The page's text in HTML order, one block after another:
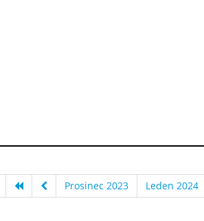
Prosinec 2023 Leden 2024